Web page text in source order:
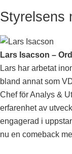
Styrelsens
Lars Isacson –
Lars har arbetat
bland annat som
Chef för Analys &
erfarenhet av
engagerad i
nu en comeback